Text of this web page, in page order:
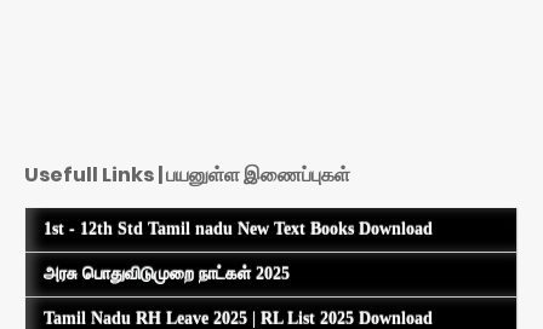
Usefull Links | பயனுள்ள இணைப்புகள்
1st - 12th Std Tamil nadu New Text Books Download
அரசு பொதுவிடுமுறை நாட்கள் 2025
Tamil Nadu RH Leave 2025 | RL List 2025 Download